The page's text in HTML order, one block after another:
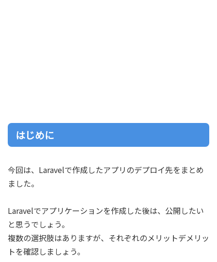
はじめに
今回は、Laravelで作成したアプリのデプロイ先をまとめ
ました。
Laravelでアプリケーションを作成した後は、公開したい
と思うでしょう。
複数の選択肢はありますが、それぞれのメリットデメリッ
トを確認しましょう。